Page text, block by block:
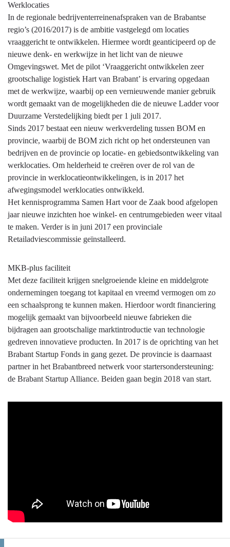
Werklocaties
In de regionale bedrijventerreinenafspraken van de Brabantse
regio’s (2016/2017) is de ambitie vastgelegd om locaties
vraaggericht te ontwikkelen. Hiermee wordt geanticipeerd op de
nieuwe denk- en werkwijze in het licht van de nieuwe
Omgevingswet. Met de pilot ‘Vraaggericht ontwikkelen zeer
grootschalige logistiek Hart van Brabant’ is ervaring opgedaan
met de werkwijze, waarbij op een vernieuwende manier gebruik
wordt gemaakt van de mogelijkheden die de nieuwe Ladder voor
Duurzame Verstedelijking biedt per 1 juli 2017.
Sinds 2017 bestaat een nieuw werkverdeling tussen BOM en
provincie, waarbij de BOM zich richt op het ondersteunen van
bedrijven en de provincie op locatie- en gebiedsontwikkeling van
werklocaties. Om helderheid te creëren over de rol van de
provincie in werklocatieontwikkelingen, is in 2017 het
afwegingsmodel werklocaties ontwikkeld.
Het kennisprogramma Samen Hart voor de Zaak bood afgelopen
jaar nieuwe inzichten hoe winkel- en centrumgebieden weer vitaal
te maken. Verder is in juni 2017 een provinciale
Retailadviescommissie geïnstalleerd.
MKB-plus faciliteit
Met deze faciliteit krijgen snelgroeiende kleine en middelgrote
ondernemingen toegang tot kapitaal en vreemd vermogen om zo
een schaalsprong te kunnen maken. Hierdoor wordt financiering
mogelijk gemaakt van bijvoorbeeld nieuwe fabrieken die
bijdragen aan grootschalige marktintroductie van technologie
gedreven innovatieve producten. In 2017 is de oprichting van het
Brabant Startup Fonds in gang gezet. De provincie is daarnaast
partner in het Brabantbreed netwerk voor startersondersteuning:
de Brabant Startup Alliance. Beiden gaan begin 2018 van start.